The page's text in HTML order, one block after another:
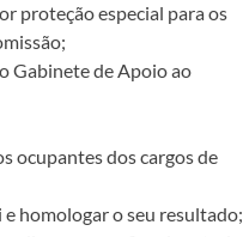
proteção especial para os
Gabinete de Apoio ao
ocupantes dos cargos de
homologar o seu resultado;